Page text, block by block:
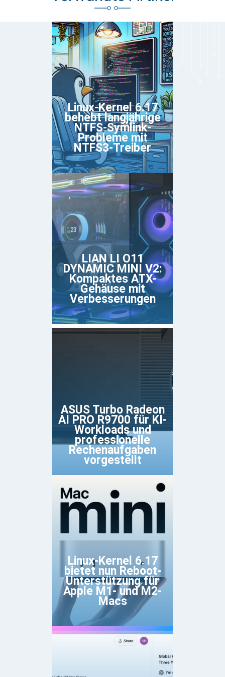
Linux-Kernel 6.17
behebt langjährige
NTFS-Symlink-
Probleme mit
NTFS3-Treiber
LIAN LI O11
DYNAMIC MINI V2:
Kompaktes ATX-
Gehäuse mit
Verbesserungen
ASUS Turbo Radeon
AI PRO R9700 für KI-
Workloads und
professionelle
Rechenaufgaben
vorgestellt
Linux-Kernel 6.17
bietet nun Reboot-
Unterstützung für
Apple M1- und M2-
Macs